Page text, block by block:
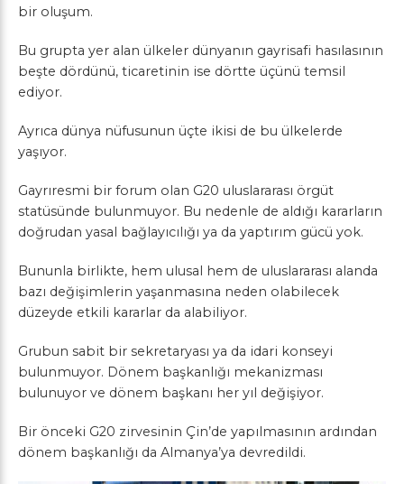
bir oluşum.
Bu grupta yer alan ülkeler dünyanın gayrisafi hasılasının
beşte dördünü, ticaretinin ise dörtte üçünü temsil
ediyor.
Ayrıca dünya nüfusunun üçte ikisi de bu ülkelerde
yaşıyor.
Gayrıresmi bir forum olan G20 uluslararası örgüt
statüsünde bulunmuyor. Bu nedenle de aldığı kararların
doğrudan yasal bağlayıcılığı ya da yaptırım gücü yok.
Bununla birlikte, hem ulusal hem de uluslararası alanda
bazı değişimlerin yaşanmasına neden olabilecek
düzeyde etkili kararlar da alabiliyor.
Grubun sabit bir sekretaryası ya da idari konseyi
bulunmuyor. Dönem başkanlığı mekanizması
bulunuyor ve dönem başkanı her yıl değişiyor.
Bir önceki G20 zirvesinin Çin’de yapılmasının ardından
dönem başkanlığı da Almanya’ya devredildi.